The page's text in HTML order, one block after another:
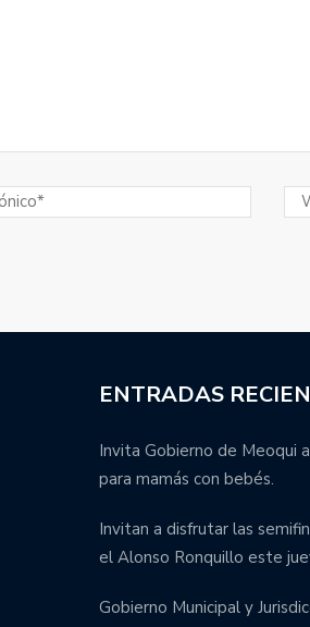
ENTRADAS
Invita Gobierno de Meoqui
para mamás con bebés.
Invitan a disfrutar las
el Alonso Ronquillo este
Gobierno Municipal y